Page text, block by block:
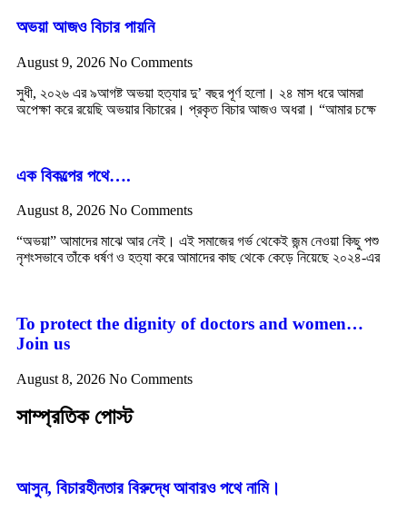
অভয়া আজও বিচার পায়নি
August 9, 2026 No Comments
সুধী, ২০২৬ এর ৯আগষ্ট অভয়া হত্যার দু’ বছর পূর্ণ হলো। ২৪ মাস ধরে আমরা
অপেক্ষা করে রয়েছি অভয়ার বিচারের। প্রকৃত বিচার আজও অধরা। “আমার চক্ষে
এক বিকল্পের পথে….
August 8, 2026 No Comments
“অভয়া” আমাদের মাঝে আর নেই। এই সমাজের গর্ভ থেকেই জন্ম নেওয়া কিছু পশু
নৃশংসভাবে তাঁকে ধর্ষণ ও হত্যা করে আমাদের কাছ থেকে কেড়ে নিয়েছে ২০২৪-এর
To protect the dignity of doctors and women…
Join us
August 8, 2026 No Comments
সাম্প্রতিক পোস্ট
আসুন, বিচারহীনতার বিরুদ্ধে আবারও পথে নামি।